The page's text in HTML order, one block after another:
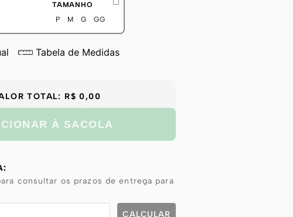
TAMANHO
P
M G GG
Tabela de Medidas
TOTAL: R$ 0,00
À SACOLA
consultar os prazos de entrega para